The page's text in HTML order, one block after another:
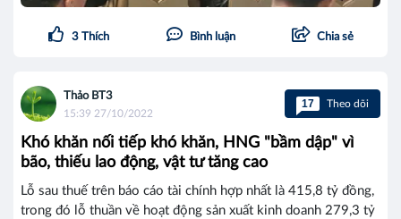
3 Thích Bình luận Chia sẻ
Thảo BT3
15:39 27/10/2022
17 Theo dõi
Khó khăn nối tiếp khó khăn, HNG "bầm dập" vì
bão, thiếu lao động, vật tư tăng cao
Lỗ sau thuế trên báo cáo tài chính hợp nhất là 415,8 tỷ đồng,
trong đó lỗ thuần về hoạt động sản xuất kinh doanh 279,3 tỷ